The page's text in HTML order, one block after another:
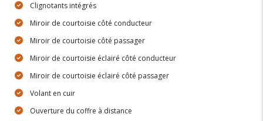
Clignotants intégrés
Miroir de courtoisie côté conducteur
Miroir de courtoisie côté passager
Miroir de courtoisie éclairé côté conducteur
Miroir de courtoisie éclairé côté passager
Volant en cuir
Ouverture du coffre à distance